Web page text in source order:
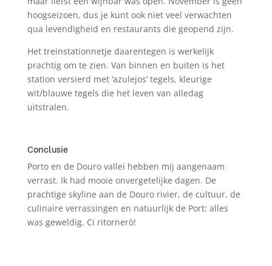
hoogseizoen, dus je kunt ook niet veel verwachten
qua levendigheid en restaurants die geopend zijn.
Het treinstationnetje daarentegen is werkelijk
prachtig om te zien. Van binnen en buiten is het
station versierd met ‘azulejos’ tegels, kleurige
wit/blauwe tegels die het leven van alledag
uitstralen.
Conclusie
Porto en de Douro vallei hebben mij aangenaam
verrast. Ik had mooie onvergetelijke dagen. De
prachtige skyline aan de Douro rivier, de cultuur, de
culinaire verrassingen en natuurlijk de Port: alles
was geweldig. Ci ritornerò!